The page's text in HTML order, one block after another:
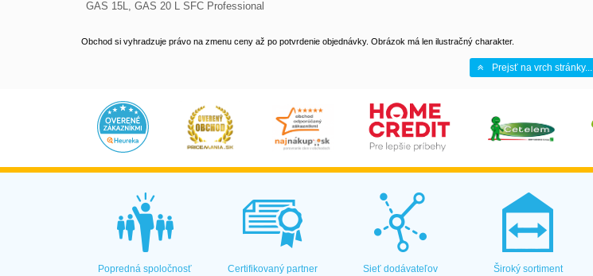
GAS 15L, GAS 20 L SFC Professional
Obchod si vyhradzuje právo na zmenu ceny až po potvrdenie objednávky. Obrázok má len ilustračný charakter.
Prejsť na vrch stránky...
Popredná spoločnosť Certifikovaný partner Sieť dodávateľov Široký sortiment